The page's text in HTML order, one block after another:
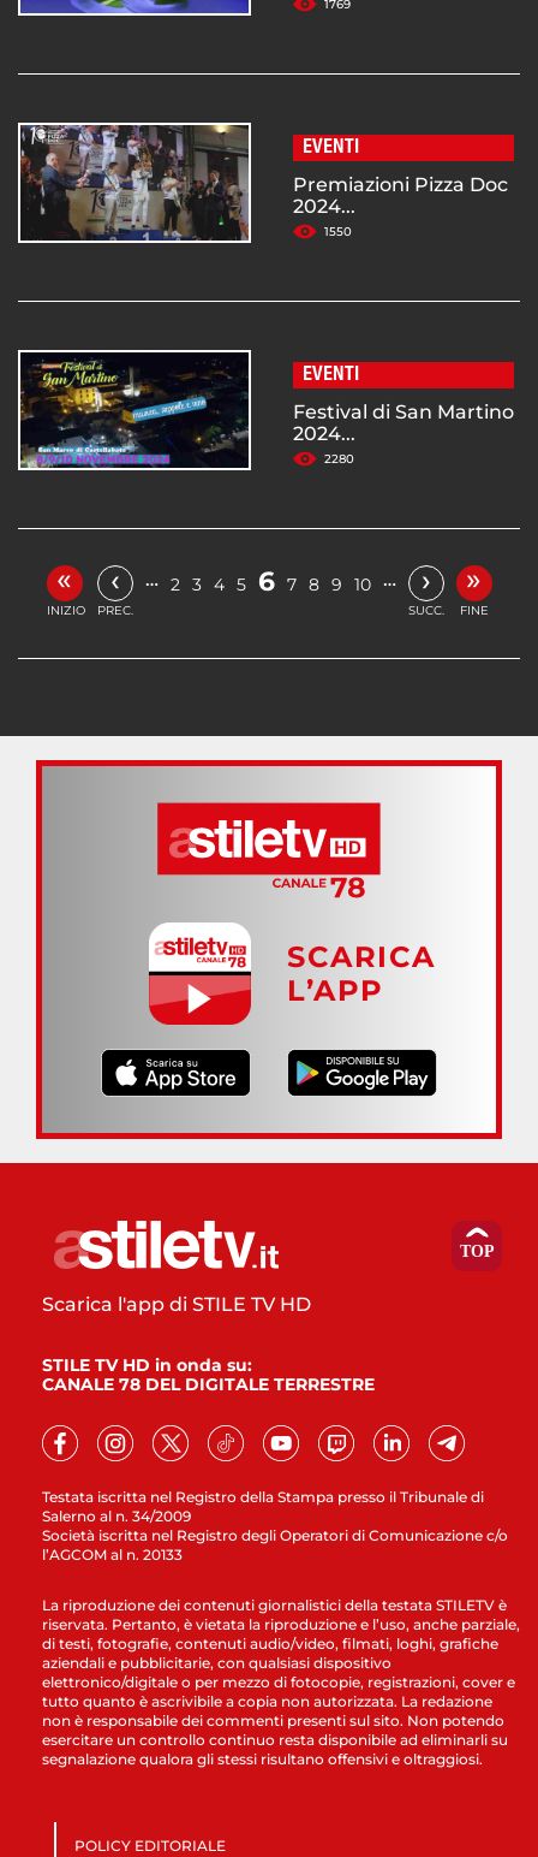
1769
EVENTI
Premiazioni Pizza Doc
2024...
1550
EVENTI
Festival di San Martino
2024...
2280
«
INIZIO
‹
PREC.
… 2 3 4 5 6 7 8 9 10 … ›
SUCC.
»
FINE
SCARICA
L’APP
Testata iscritta nel Registro della Stampa presso il Tribunale di
Salerno al n. 34/2009
Società iscritta nel Registro degli Operatori di Comunicazione c/o
l’AGCOM al n. 20133
Scarica l'app di STILE TV HD
STILE TV HD in onda su:
CANALE 78 DEL DIGITALE TERRESTRE
La riproduzione dei contenuti giornalistici della testata STILETV è
riservata. Pertanto, è vietata la riproduzione e l’uso, anche parziale,
di testi, fotografie, contenuti audio/video, filmati, loghi, grafiche
aziendali e pubblicitarie, con qualsiasi dispositivo
elettronico/digitale o per mezzo di fotocopie, registrazioni, cover e
tutto quanto è ascrivibile a copia non autorizzata. La redazione
non è responsabile dei commenti presenti sul sito. Non potendo
esercitare un controllo continuo resta disponibile ad eliminarli su
segnalazione qualora gli stessi risultano offensivi e oltraggiosi.
POLICY EDITORIALE